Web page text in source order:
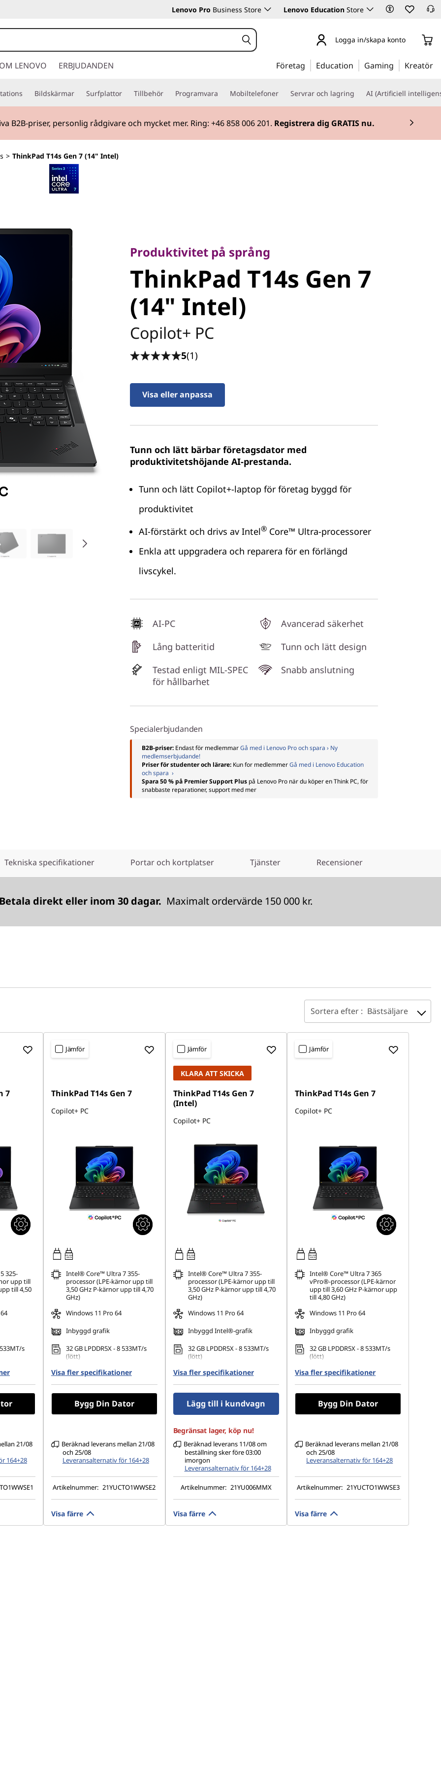
Lenovo Pro Business Store Lenovo Education Store
Logga in/skapa konto
OM LENOVO ERBJUDANDEN Företag Education Gaming Kreatör
Bildskärmar Surfplattor Tillbehör Programvara Mobiltelefoner Servrar och lagring AI (Artificiell
B2B-priser, personlig rådgivare och mycket mer. Ring: +46 858 006 201. Registrera dig GRATIS nu.
> ThinkPad T14s Gen 7 (14" Intel)
ThinkPad T14s Gen
7 (14" Intel)
Produktivitet på språng
ThinkPad T14s Gen 7
(14" Intel)
Copilot+ PC
5(1)
Visa eller anpassa
Tunn och lätt bärbar företagsdator med
produktivitetshöjande AI-prestanda.
Tunn och lätt Copilot+-laptop för företag byggd för
produktivitet
AI-förstärkt och drivs av Intel® Core™ Ultra-processorer
Enkla att uppgradera och reparera för en förlängd
livscykel.
AI-PC
Avancerad säkerhet
Lång batteritid
Tunn och lätt design
Testad enligt MIL-SPEC
för hållbarhet
Snabb anslutning
Specialerbjudanden
B2B-priser: Endast för medlemmarGå med i Lenovo Pro och spara › Ny
medlemserbjudande!
Priser för studenter och lärare: Kun for medlemmerGå med i Lenovo Education
och spara ›
Spara 50 % på Premier Support Plus på Lenovo Pro när du köper en Think PC, för
snabbaste reparationer, support med mer
Tekniska specifikationer Portar och kortplatser Tjänster Recensioner
Betala direkt eller inom 30 dagar. Maximalt ordervärde 150 000 kr.
Sortera efter : Bästsäljare
7
325-
upp till
till 4,50
s
PCIe
1 200), IPS,
45
60 Hz
21/08
164+28
Jämför
ThinkPad T14s Gen 7
Copilot+ PC
65W-100W
USB PD
Intel® Core™ Ultra 7 355-
processor (LPE-kärnor upp till
3,50 GHz P-kärnor upp till 4,70
GHz)
Windows 11 Pro 64
Inbyggd grafik
32 GB LPDDR5X - 8 533MT/s
(lött)
512 GB SSD M.2 2280 PCIe
Gen4 TLC Opal
14" WUXGA (1 920 × 1 200), IPS,
antireflex, pekskärm, 100 %
sRGB, 500 cd/m² (nit), 60 Hz,
Visa fler specifikationer
Bygg Din Dator
Beräknad leverans mellan 21/08
och 25/08
Leveransalternativ för 164+28
Artikelnummer: 21YUCTO1WWSE2
Visa färre
Jämför
KLARA ATT SKICKA
ThinkPad T14s Gen 7
(Intel)
Copilot+ PC
65W-100W
USB PD
Intel® Core™ Ultra 7 355-
processor (LPE-kärnor upp till
3,50 GHz P-kärnor upp till 4,70
GHz)
Windows 11 Pro 64
Inbyggd Intel®-grafik
32 GB LPDDR5X - 8 533MT/s
(lött)
1 TB SSD M.2 2280 PCIe Gen4
TLC Opal
14" WUXGA (1 920 x 1 200), IPS,
antireflex, ingen pekskärm, 45
% NTSC, 400 cd/m² (nit), 60 Hz
Visa fler specifikationer
Lägg till i kundvagn
Begränsat lager, köp nu!
Beräknad leverans 11/08 om
beställning sker före 03:00
imorgon
Leveransalternativ för 164+28
Artikelnummer: 21YU006MMX
Visa färre
Jämför
ThinkPad T14s Gen 7
Copilot+ PC
65W-100W
USB PD
Intel® Core™ Ultra 7 365
vPro®-processor (LPE-kärnor
upp till 3,60 GHz P-kärnor upp
till 4,80 GHz)
Windows 11 Pro 64
Inbyggd grafik
32 GB LPDDR5X - 8 533MT/s
(lött)
1 TB SSD M.2 2280 PCIe Gen4
TLC Opal
14" 2,8K (2 880 × 1 800), OLED,
antireflex, ingen pekskärm,
HDR 500 True Black, 100 % DCI-
Visa fler specifikationer
Bygg Din Dator
Beräknad leverans mellan 21/08
och 25/08
Leveransalternativ för 164+28
Artikelnummer: 21YUCTO1WWSE3
Visa färre